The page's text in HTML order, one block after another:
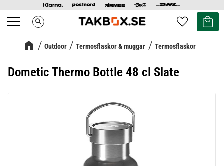
Meny search Favoriter
Kundvagn
Outdoor Termosflaskor & muggar Termosflaskor
Dometic Thermo Bottle 48 cl Slate